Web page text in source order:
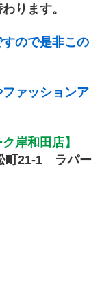
ります。
ので是非この
ファッションア
岸和田店】
町21-1　ラパー